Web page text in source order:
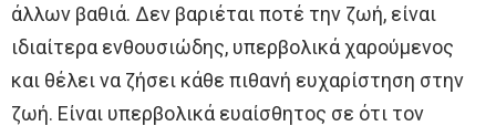
άλλων βαθιά. Δεν βαριέται ποτέ την ζωή, είναι
ιδιαίτερα ενθουσιώδης, υπερβολικά χαρούμενος
και θέλει να ζήσει κάθε πιθανή ευχαρίστηση στην
ζωή. Είναι υπερβολικά ευαίσθητος σε ότι τον